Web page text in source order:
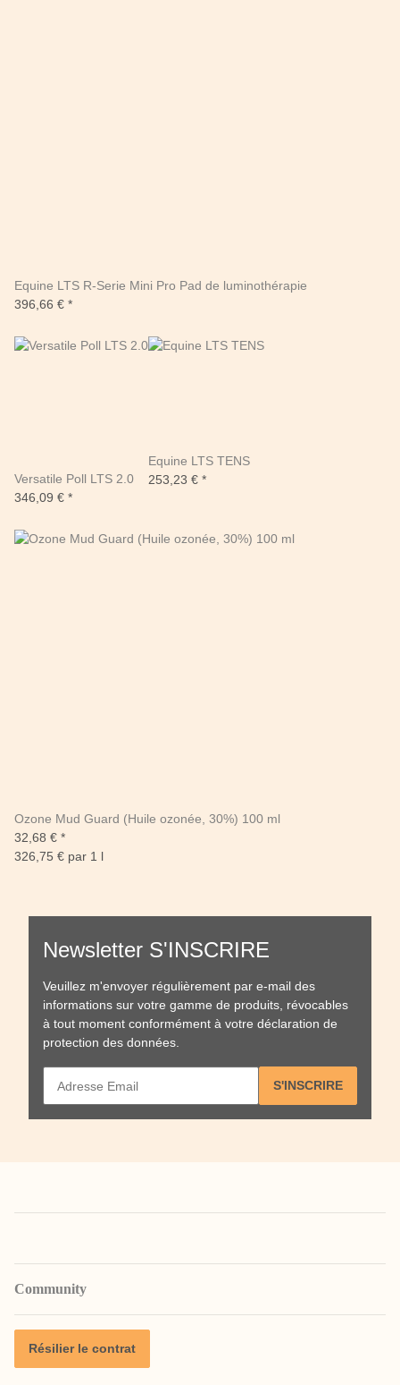
Equine LTS R-Serie Mini Pro Pad de luminothérapie
396,66 € *
Versatile Poll LTS 2.0
346,09 € *
Equine LTS TENS
253,23 € *
Ozone Mud Guard (Huile ozonée, 30%) 100 ml
32,68 € *
326,75 € par 1 l
Newsletter S'INSCRIRE
Veuillez m'envoyer régulièrement par e-mail des
informations sur votre gamme de produits, révocables
à tout moment conformément à votre déclaration de
protection des données.
S'INSCRIRE
Community
Résilier le contrat